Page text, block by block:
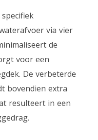
via vier
de
voor een
De verbeterde
bovendien extra
resulteert in een